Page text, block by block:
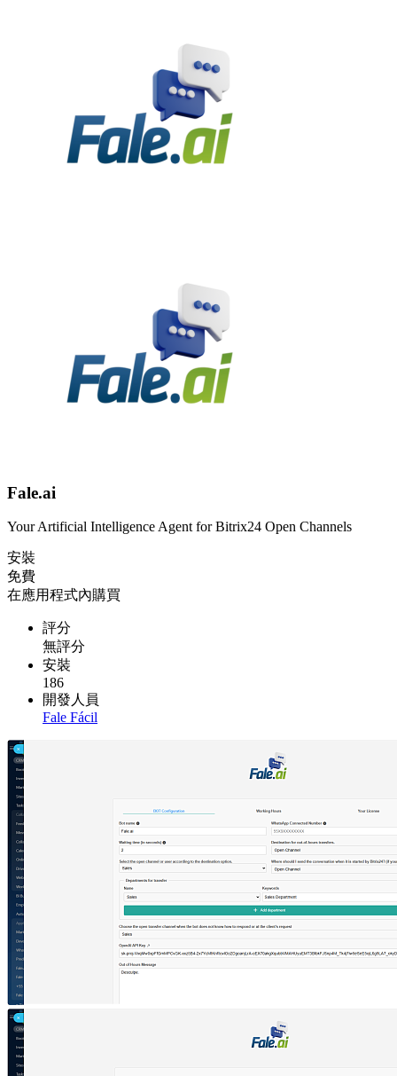
Fale.ai
Your Artificial Intelligence Agent for Bitrix24 Open Channels
安裝
免費
在應用程式內購買
評分
無評分
安裝
186
開發人員
Fale Fácil